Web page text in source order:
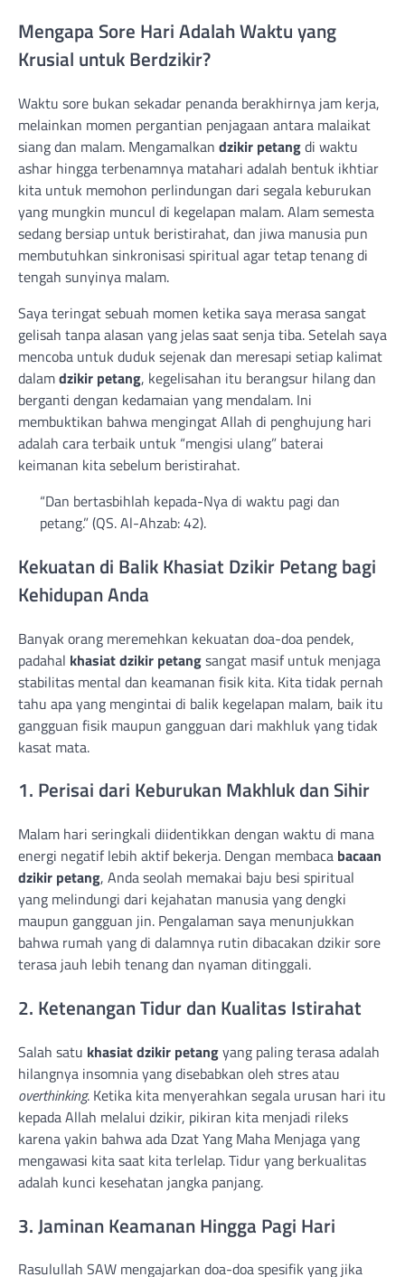
Mengapa Sore Hari Adalah Waktu yang
Krusial untuk Berdzikir?
Waktu sore bukan sekadar penanda berakhirnya jam kerja,
melainkan momen pergantian penjagaan antara malaikat
siang dan malam. Mengamalkan dzikir petangdi waktu
ashar hingga terbenamnya matahari adalah bentuk ikhtiar
kita untuk memohon perlindungan dari segala keburukan
yang mungkin muncul di kegelapan malam. Alam semesta
sedang bersiap untuk beristirahat, dan jiwa manusia pun
membutuhkan sinkronisasi spiritual agar tetap tenang di
tengah sunyinya malam.
Saya teringat sebuah momen ketika saya merasa sangat
gelisah tanpa alasan yang jelas saat senja tiba. Setelah saya
mencoba untuk duduk sejenak dan meresapi setiap kalimat
dalamdzikir petang, kegelisahan itu berangsur hilang dan
berganti dengan kedamaian yang mendalam. Ini
membuktikan bahwa mengingat Allah di penghujung hari
adalah cara terbaik untuk “mengisi ulang” baterai
keimanan kita sebelum beristirahat.
“Dan bertasbihlah kepada-Nya di waktu pagi dan
petang.” (QS. Al-Ahzab: 42).
Kekuatan di Balik Khasiat Dzikir Petang bagi
Kehidupan Anda
Banyak orang meremehkan kekuatan doa-doa pendek,
padahal khasiat dzikir petangsangat masif untuk menjaga
stabilitas mental dan keamanan fisik kita. Kita tidak pernah
tahu apa yang mengintai di balik kegelapan malam, baik itu
gangguan fisik maupun gangguan dari makhluk yang tidak
kasat mata.
1. Perisai dari Keburukan Makhluk dan Sihir
Malam hari seringkali diidentikkan dengan waktu di mana
energi negatif lebih aktif bekerja. Dengan membaca bacaan
dzikir petang, Anda seolah memakai baju besi spiritual
yang melindungi dari kejahatan manusia yang dengki
maupun gangguan jin. Pengalaman saya menunjukkan
bahwa rumah yang di dalamnya rutin dibacakan dzikir sore
terasa jauh lebih tenang dan nyaman ditinggali.
2. Ketenangan Tidur dan Kualitas Istirahat
Salah satu khasiat dzikir petangyang paling terasa adalah
hilangnya insomnia yang disebabkan oleh stres atau
overthinking. Ketika kita menyerahkan segala urusan hari itu
kepada Allah melalui dzikir, pikiran kita menjadi rileks
karena yakin bahwa ada Dzat Yang Maha Menjaga yang
mengawasi kita saat kita terlelap. Tidur yang berkualitas
adalah kunci kesehatan jangka panjang.
3. Jaminan Keamanan Hingga Pagi Hari
Rasulullah SAW mengajarkan doa-doa spesifik yang jika